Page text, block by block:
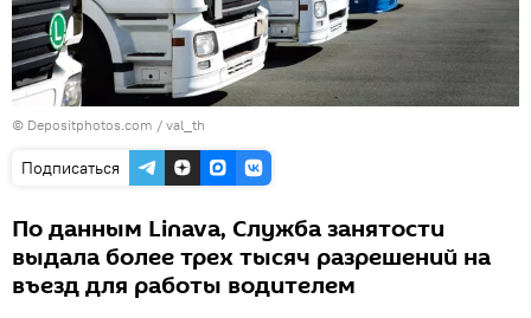
© Depositphotos.com / val_th
Подписаться
По данным Linava, Служба занятости
выдала более трех тысяч разрешений на
въезд для работы водителем